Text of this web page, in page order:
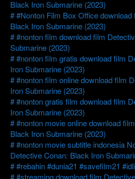
Black Iron Submarine (2023)
#Nonton Film Box Office
Black Iron Submarine (2023)
#nonton film download film
Submarine (2023)
#nonton film gratis download film
Iron Submarine (2023)
#nonton film online download film
Iron Submarine (2023)
#nonton gratis film download film
Iron Submarine (2023)
#nonton movie online download
Black Iron Submarine (2023)
#nonton movie subtitle indonesia
Detective Conan: Black Iron
#rebahin #dunia21 #savefilm21